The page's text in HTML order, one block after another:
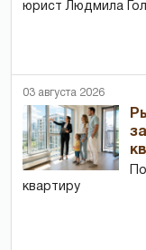
юрист Людмила
03 августа 2026
квартиру